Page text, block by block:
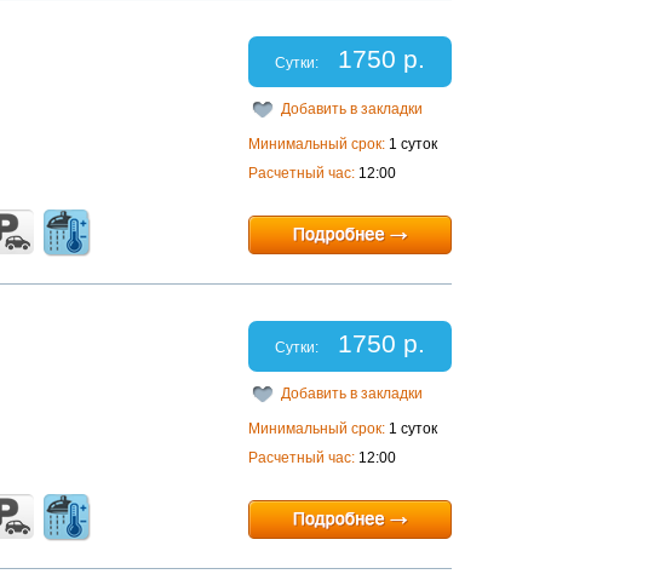
Сутки: 1750 р.
Добавить в закладки
Минимальный срок: 1 суток
Расчетный час: 12:00
Сутки: 1750 р.
Добавить в закладки
Минимальный срок: 1 суток
Расчетный час: 12:00